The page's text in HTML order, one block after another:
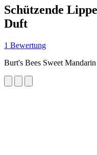
Schützende
Duft
1 Bewertung
Burt's Bees Sweet